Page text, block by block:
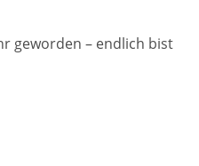
geworden – endlich bist